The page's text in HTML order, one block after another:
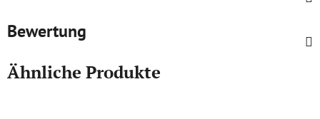
Bewertung
Ähnliche Produkte